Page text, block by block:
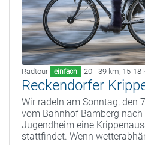
Radtour einfach 20 - 39 km, 15-18
Reckendorfer
Wir radeln am Sonntag, den
vom Bahnhof Bamberg nach
Jugendheim eine
stattfindet. Wenn